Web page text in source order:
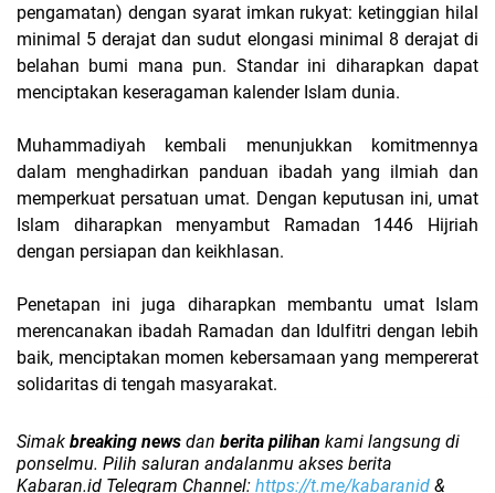
pengamatan) dengan syarat imkan rukyat: ketinggian hilal
minimal 5 derajat dan sudut elongasi minimal 8 derajat di
belahan bumi mana pun. Standar ini diharapkan dapat
menciptakan keseragaman kalender Islam dunia.
Muhammadiyah kembali menunjukkan komitmennya
dalam menghadirkan panduan ibadah yang ilmiah dan
memperkuat persatuan umat. Dengan keputusan ini, umat
Islam diharapkan menyambut Ramadan 1446 Hijriah
dengan persiapan dan keikhlasan.
Penetapan ini juga diharapkan membantu umat Islam
merencanakan ibadah Ramadan dan Idulfitri dengan lebih
baik, menciptakan momen kebersamaan yang mempererat
solidaritas di tengah masyarakat.
Simak breaking news dan berita pilihan kami langsung di
ponselmu. Pilih saluran andalanmu akses berita
Kabaran.id Telegram Channel: https://t.me/kabaranid &